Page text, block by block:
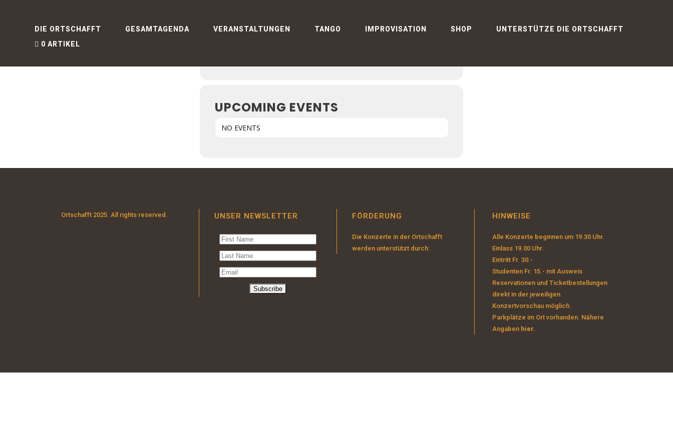
DIE ORTSCHAFFT GESAMTAGENDA VERANSTALTUNGEN TANGO IMPROVISATION SHOP
UNTERSTÜTZE DIE ORTSCHAFFT
0 ARTIKEL
UPCOMING EVENTS
NO EVENTS
Ortschafft 2025. All rights reserved. UNSER NEWSLETTER FÖRDERUNG
Die Konzerte in der Ortschafft
werden unterstützt durch:
HINWEISE
Alle Konzerte beginnen um 19.30 Uhr.
Einlass 19.00 Uhr.
Eintritt Fr. 30.-
Studenten Fr. 15.- mit Ausweis
Reservationen und Ticketbestellungen
direkt in der jeweiligen
Konzertvorschau möglich.
Parkplätze im Ort vorhanden. Nähere
Angaben hier.